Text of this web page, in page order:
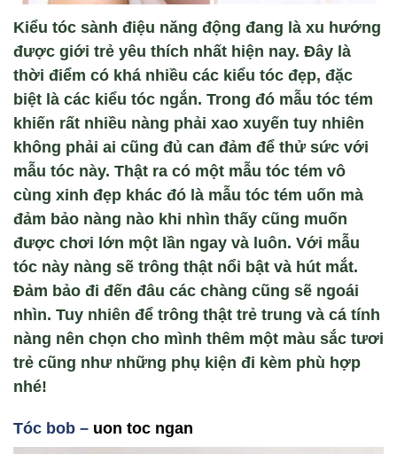
Kiểu tóc sành điệu năng động đang là xu hướng
được giới trẻ yêu thích nhất hiện nay. Đây là
thời điểm có khá nhiều các kiểu tóc đẹp, đặc
biệt là các kiểu tóc ngắn. Trong đó mẫu tóc tém
khiến rất nhiều nàng phải xao xuyến tuy nhiên
không phải ai cũng đủ can đảm để thử sức với
mẫu tóc này. Thật ra có một mẫu tóc tém vô
cùng xinh đẹp khác đó là mẫu tóc tém uốn mà
đảm bảo nàng nào khi nhìn thấy cũng muốn
được chơi lớn một lần ngay và luôn. Với mẫu
tóc này nàng sẽ trông thật nổi bật và hút mắt.
Đảm bảo đi đến đâu các chàng cũng sẽ ngoái
nhìn. Tuy nhiên để trông thật trẻ trung và cá tính
nàng nên chọn cho mình thêm một màu sắc tươi
trẻ cũng như những phụ kiện đi kèm phù hợp
nhé!
Tóc bob – uon toc ngan